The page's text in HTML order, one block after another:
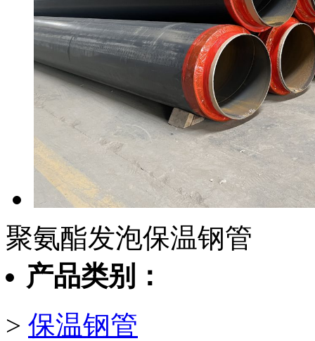
聚氨酯发泡保温钢管
产品类别：
> 保温钢管